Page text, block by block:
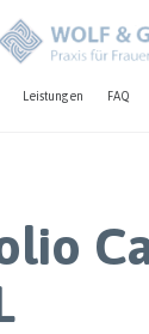
Leistungen FAQ